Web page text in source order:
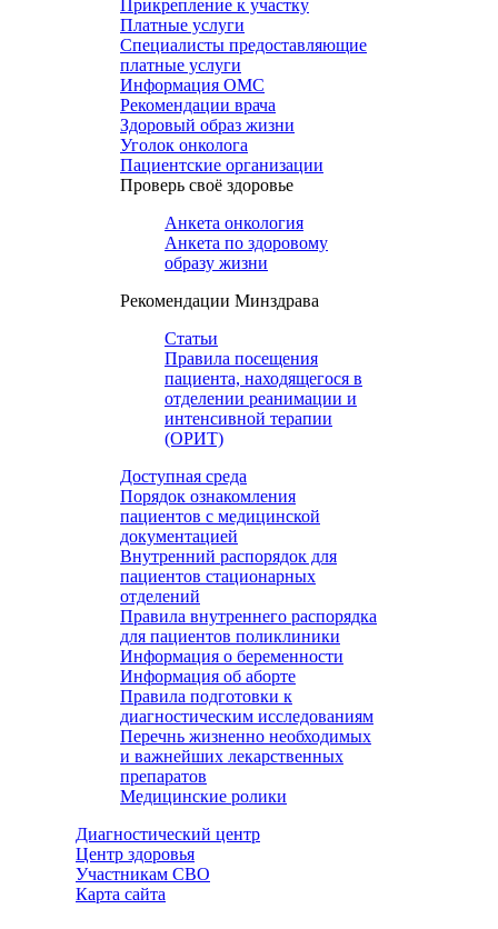
Прикрепление к участку
Платные услуги
Специалисты предоставляющие
платные услуги
Информация ОМС
Рекомендации врача
Здоровый образ жизни
Уголок онколога
Пациентские организации
Проверь своё здоровье
Анкета онкология
Анкета по здоровому
образу жизни
Рекомендации Минздрава
Статьи
Правила посещения
пациента, находящегося в
отделении реанимации и
интенсивной терапии
(ОРИТ)
Доступная среда
Порядок ознакомления
пациентов с медицинской
документацией
Внутренний распорядок для
пациентов стационарных
отделений
Правила внутреннего распорядка
для пациентов поликлиники
Информация о беременности
Информация об аборте
Правила подготовки к
диагностическим исследованиям
Перечнь жизненно необходимых
и важнейших лекарственных
препаратов
Медицинские ролики
Диагностический центр
Центр здоровья
Участникам СВО
Карта сайта